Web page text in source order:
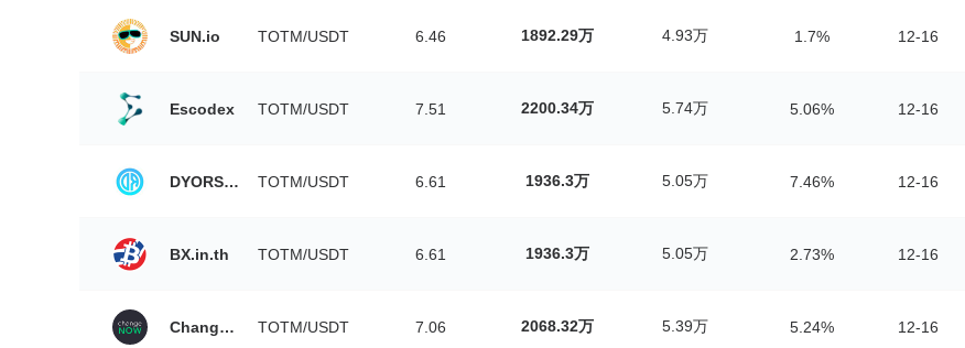
SUN.io TOTM/USDT 6.46 1892.29万 4.93万 1.7% 12-16
Escodex TOTM/USDT 7.51 2200.34万 5.74万 5.06% 12-16
DYORSwap TOTM/USDT 6.61 1936.3万 5.05万 7.46% 12-16
BX.in.th TOTM/USDT 6.61 1936.3万 5.05万 2.73% 12-16
ChangeNOW TOTM/USDT 7.06 2068.32万 5.39万 5.24% 12-16